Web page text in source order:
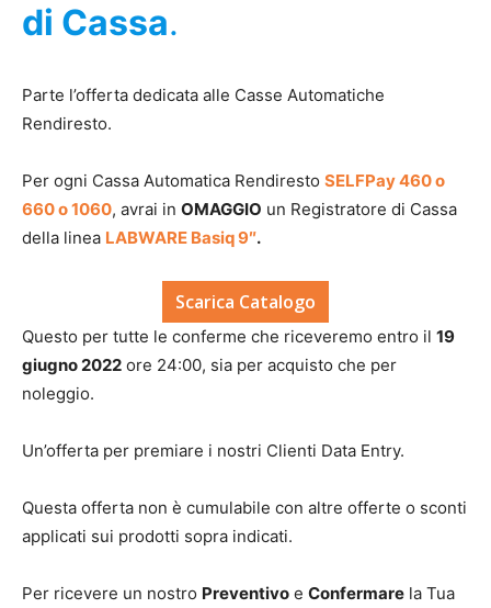
di Cassa.
Parte l’offerta dedicata alle Casse Automatiche
Rendiresto.
Per ogni Cassa Automatica Rendiresto SELFPay 460 o
660 o 1060, avrai in OMAGGIO un Registratore di Cassa
della linea LABWARE Basiq 9″.
Scarica Catalogo
Questo per tutte le conferme che riceveremo entro il 19
giugno 2022 ore 24:00, sia per acquisto che per
noleggio.
Un’offerta per premiare i nostri Clienti Data Entry.
Questa offerta non è cumulabile con altre offerte o sconti
applicati sui prodotti sopra indicati.
Per ricevere un nostro Preventivo e Confermare la Tua